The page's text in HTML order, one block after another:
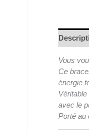
Vous
Ce
énergie
avec le
Porté au